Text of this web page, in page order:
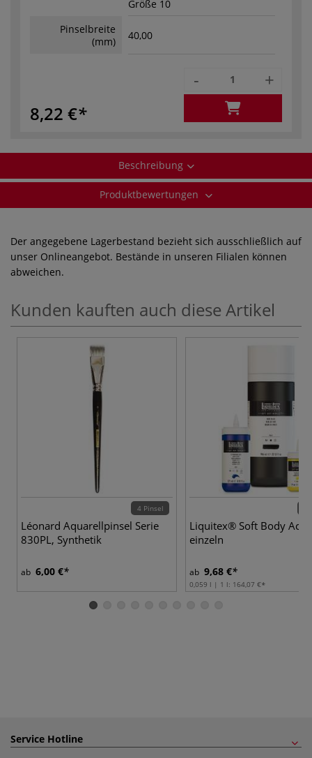
Größe 10
Pinselbreite
(mm)
40,00
8,22 €
- +
Beschreibung
Produktbewertungen
Der angegebene Lagerbestand bezieht sich ausschließlich auf
unser Onlineangebot. Bestände in unseren Filialen können
abweichen.
Kunden kauften auch diese Artikel
4 Pinsel
Léonard Aquarellpinsel Serie
830PL, Synthetik
ab 6,00 €
Liquitex® Soft Body
einzeln
ab 9,68 €
0,059 l | 1 l: 164,07 €
Service Hotline